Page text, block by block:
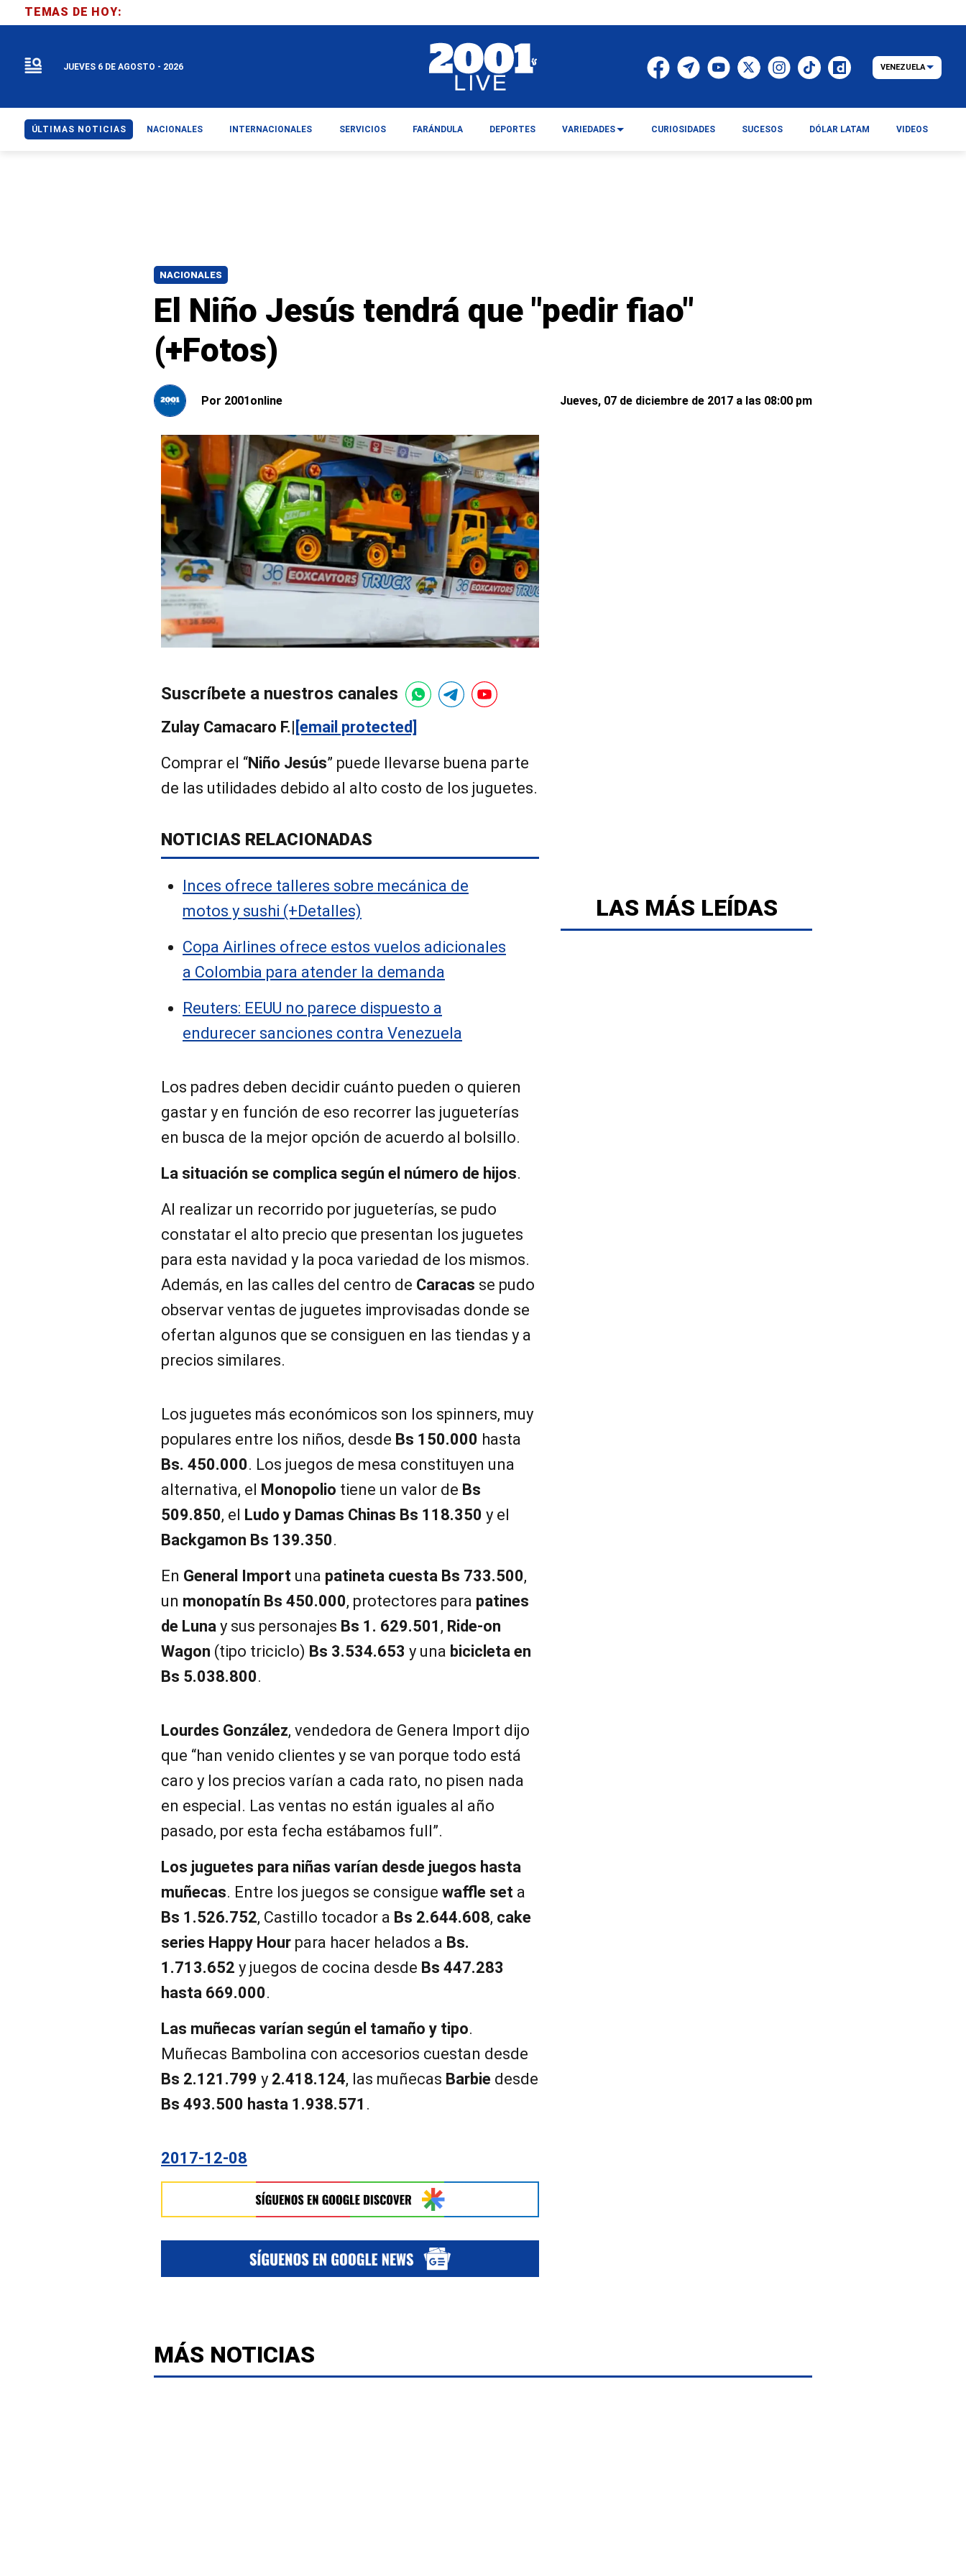
NACIONALES
El Niño Jesús tendrá que "pedir fiao"
(+Fotos)
Por 2001online Jueves, 07 de diciembre de 2017 a las 08:00 pm
Suscríbete a nuestros canales
Zulay Camacaro F.| [email protected]
Comprar el “Niño Jesús” puede llevarse buena parte
de las utilidades debido al alto costo de los juguetes.
NOTICIAS RELACIONADAS
Inces ofrece talleres sobre mecánica de
motos y sushi (+Detalles)
Copa Airlines ofrece estos vuelos adicionales
a Colombia para atender la demanda
Reuters: EEUU no parece dispuesto a
endurecer sanciones contra Venezuela
Los padres deben decidir cuánto pueden o quieren
gastar y en función de eso recorrer las jugueterías
en busca de la mejor opción de acuerdo al bolsillo.
La situación se complica según el número de hijos.
Al realizar un recorrido por jugueterías, se pudo
constatar el alto precio que presentan los juguetes
para esta navidad y la poca variedad de los mismos.
Además, en las calles del centro de Caracas se pudo
observar ventas de juguetes improvisadas donde se
ofertan algunos que se consiguen en las tiendas y a
precios similares.
Los juguetes más económicos son los spinners, muy
populares entre los niños, desde Bs 150.000 hasta
Bs. 450.000. Los juegos de mesa constituyen una
alternativa, el Monopolio tiene un valor de Bs
509.850, el Ludo y Damas Chinas Bs 118.350 y el
Backgamon Bs 139.350.
En General Import una patineta cuesta Bs 733.500,
un monopatín Bs 450.000, protectores para patines
de Luna y sus personajes Bs 1. 629.501 , Ride-on
Wagon (tipo triciclo) Bs 3.534.653 y una bicicleta en
Bs 5.038.800.
Lourdes González, vendedora de Genera Import dijo
que “han venido clientes y se van porque todo está
caro y los precios varían a cada rato, no pisen nada
en especial. Las ventas no están iguales al año
pasado, por esta fecha estábamos full”.
Los juguetes para niñas varían desde juegos hasta
muñecas. Entre los juegos se consigue waffle set a
Bs 1.526.752, Castillo tocador a Bs 2.644.608, cake
series Happy Hour para hacer helados a Bs.
1.713.652 y juegos de cocina desde Bs 447.283
hasta 669.000.
Las muñecas varían según el tamaño y tipo.
Muñecas Bambolina con accesorios cuestan desde
Bs 2.121.799 y 2.418.124, las muñecas Barbie desde
Bs 493.500 hasta 1.938.571 .
2017-12-08
LAS MÁS LEÍDAS
MÁS NOTICIAS
TEMAS DE HOY:
JUEVES 6 DE AGOSTO - 2026 VENEZUELA
ÚLTIMAS NOTICIAS NACIONALES INTERNACIONALES SERVICIOS FARÁNDULA DEPORTES VARIEDADES CURIOSIDADES SUCESOS DÓLAR LATAM VIDEOS